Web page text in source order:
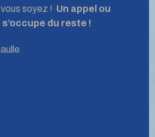
soyez ! Un appel ou
du reste !